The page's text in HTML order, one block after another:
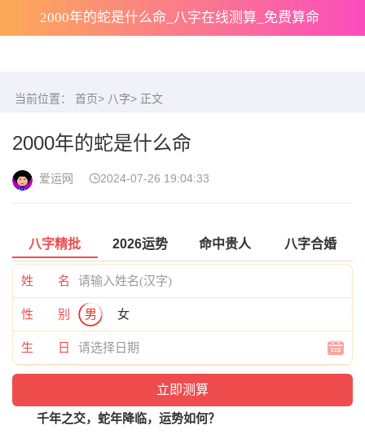
2000年的蛇是什么命_八字在线测算_免费算命
当前位置： 首页> 八字> 正文
2000年的蛇是什么命
爱运网 2024-07-26 19:04:33
八字精批 2026运势 命中贵人 八字合婚
姓 名
性 别 男 女
生 日
千年之交，蛇年降临，运势如何？